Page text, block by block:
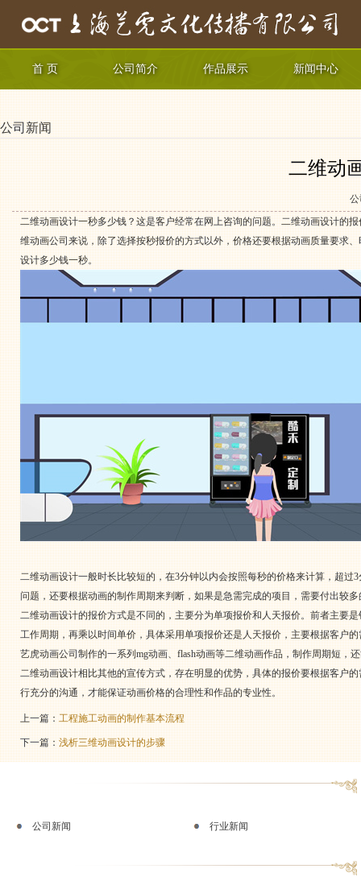
首 页 公司简介 作品展示 新闻中心
公司新闻
二维动
公
二维动画设计一秒多少钱？这是客户经常在网上咨询的问题。二维动画设计的
维动画公司来说，除了选择按秒报价的方式以外，价格还要根据动画质量要求
设计多少钱一秒。
二维动画设计一般时长比较短的，在3分钟以内会按照每秒的价格来计算，超
问题，还要根据动画的制作周期来判断，如果是急需完成的项目，需要付出较
二维动画设计的报价方式是不同的，主要分为单项报价和人天报价。前者主要
工作周期，再乘以时间单价，具体采用单项报价还是人天报价，主要根据客户
艺虎动画公司制作的一系列mg动画、flash动画等二维动画作品，制作周期短，
二维动画设计相比其他的宣传方式，存在明显的优势，具体的报价要根据客户
行充分的沟通，才能保证动画价格的合理性和作品的专业性。
上一篇：工程施工动画的制作基本流程
下一篇：浅析三维动画设计的步骤
公司新闻 行业新闻